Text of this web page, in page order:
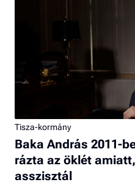
Tisza-kormány
Baka András 2011-
rázta az öklét
asszisztál